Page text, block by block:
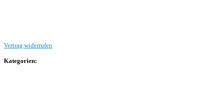
Vertrag widerrufen
Kategorien: